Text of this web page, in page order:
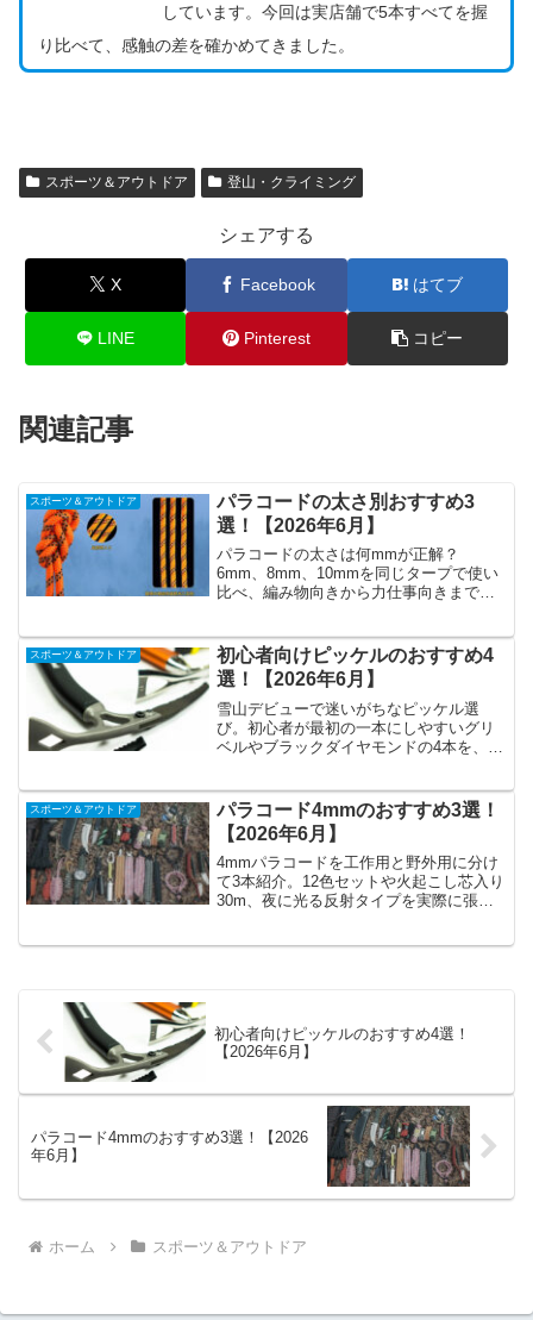
しています。今回は実店舗で5本すべてを握
り比べて、感触の差を確かめてきました。
スポーツ＆アウトドア 登山・クライミング
シェアする
X Facebook はてブ
LINE Pinterest コピー
関連記事
スポーツ＆アウトドア
パラコードの太さ別おすすめ3
選！【2026年6月】
パラコードの太さは何mmが正解？
6mm、8mm、10mmを同じタープで使い
比べ、編み物向きから力仕事向きまで太
スポーツ＆アウトドア
初心者向けピッケルのおすすめ4
選！【2026年6月】
雪山デビューで迷いがちなピッケル選
び。初心者が最初の一本にしやすいグリ
ベルやブラックダイヤモンドの4本を、売
スポーツ＆アウトドア
パラコード4mmのおすすめ3選！
【2026年6月】
4mmパラコードを工作用と野外用に分け
て3本紹介。12色セットや火起こし芯入り
30m、夜に光る反射タイプを実際に張り
初心者向けピッケルのおすすめ4選！
【2026年6月】
パラコード4mmのおすすめ3選！【2026
年6月】
ホーム スポーツ＆アウトドア